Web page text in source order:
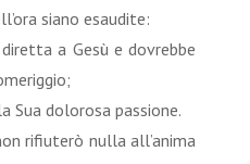
siano esaudite:
a Gesù e dovrebbe
Sua dolorosa passione.
rifiuterò nulla all’anima